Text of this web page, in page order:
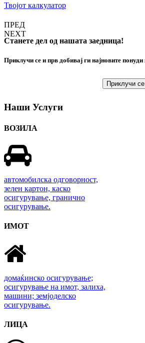
Твојот калкулатор
ПРЕД
NEXT
Станете дел од нашата заедница!
Приклучи се и прв добивај ги најновите понуди
Приклучи се
Наши Услуги
ВОЗИЛА
автомобилска одговорност,
зелен картон, каско
осигурување, гранично
осигурување.
ИМОТ
домаќинско осигурување;
осигурување на имот, залиха,
машини; земјоделско
осигурување.
ЛИЦА